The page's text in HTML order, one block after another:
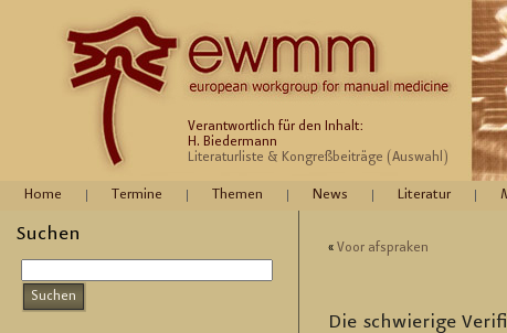
Verantwortlich für den Inhalt:
H. Biedermann
Literaturliste & Kongreßbeiträge (Auswahl)
Home Termine Themen News Literatur
Suchen
« Voor afs­pra­ken
Die schwie­ri­ge